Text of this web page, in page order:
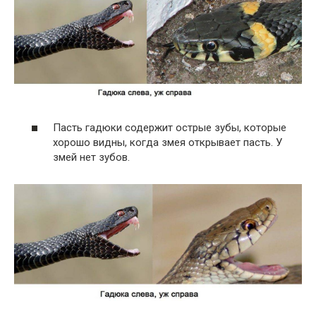
Пасть гадюки содержит острые зубы, которые
хорошо видны, когда змея открывает пасть. У
змей нет зубов.